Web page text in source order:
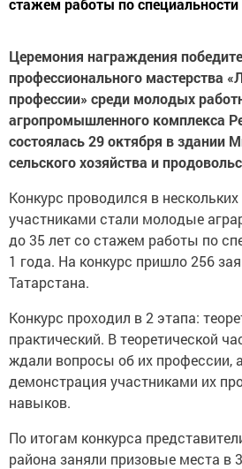
стажем работы по специальности
Церемония награждения
профессионального мастерства
профессии» среди молодых
агропромышленного комплекса
состоялась29 октября в здании
сельского хозяйства и
Конкурс проводился в
участниками стали молодые
до 35 лет со стажем работы по
1 года. На конкурс пришло 256
Татарстана.
Конкурс проходил в 2 этапа:
практический. В теоретической
ждали вопросы об их профессии,
демонстрация участниками их
навыков.
По итогам конкурса
района заняли призовые места в